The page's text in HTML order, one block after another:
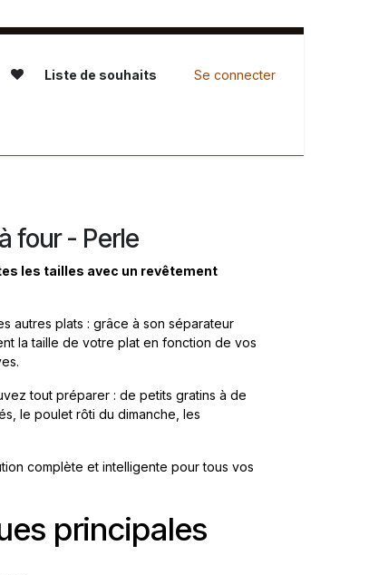
Liste de souhaits Se connecter
four - Perle
les tailles avec un revêtement
autres plats : grâce à son séparateur
la taille de votre plat en fonction de vos
tout préparer : de petits gratins à de
le poulet rôti du dimanche, les
complète et intelligente pour tous vos
principales